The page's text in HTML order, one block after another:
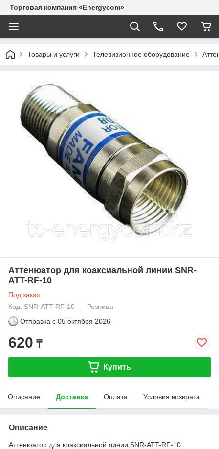
Торговая компания «Energycom»
Товары и услуги Телевизионное оборудование
Аттенюатор для коаксиальной линии SNR-
ATT-RF-10
Под заказ
Код: SNR-ATT-RF-10
Розница
Отправка с 05 октября 2026
620 ₸
Купить
Описание Доставка Оплата Условия возврата
Описание
Аттенюатор для коаксиальной линии SNR-ATT-RF-10.